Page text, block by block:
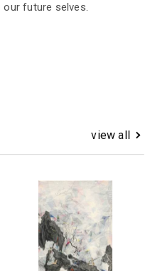
our future selves.
view all